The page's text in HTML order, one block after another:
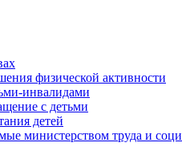
физической активности
инвалидами
с детьми
детей
министерством труда и